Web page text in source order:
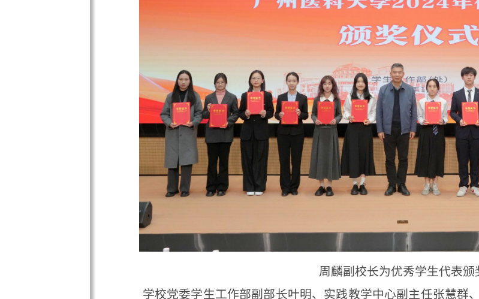
周麟副校长为优秀学生代表颁奖
学校党委学生工作部副部长叶明、实践教学中心副主任张慧群、校团委
以及外语部主任周一书分别宣读了各项各类竞赛和评优评先获奖名单。周麟
优秀学生代表颁发了荣誉证书。